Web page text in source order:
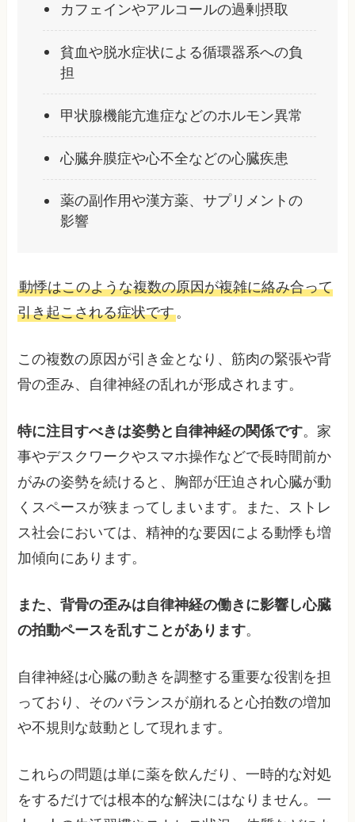
カフェインやアルコールの過剰摂取
貧血や脱水症状による循環器系への負
担
甲状腺機能亢進症などのホルモン異常
心臓弁膜症や心不全などの心臓疾患
薬の副作用や漢方薬、サプリメントの
影響
動悸はこのような複数の原因が複雑に絡み合って
引き起こされる症状です。
この複数の原因が引き金となり、筋肉の緊張や背
骨の歪み、自律神経の乱れが形成されます。
特に注目すべきは姿勢と自律神経の関係です。家
事やデスクワークやスマホ操作などで長時間前か
がみの姿勢を続けると、胸部が圧迫され心臓が動
くスペースが狭まってしまいます。また、ストレ
ス社会においては、精神的な要因による動悸も増
加傾向にあります。
また、背骨の歪みは自律神経の働きに影響し心臓
の拍動ペースを乱すことがあります。
自律神経は心臓の動きを調整する重要な役割を担
っており、そのバランスが崩れると心拍数の増加
や不規則な鼓動として現れます。
これらの問題は単に薬を飲んだり、一時的な対処
をするだけでは根本的な解決にはなりません。一